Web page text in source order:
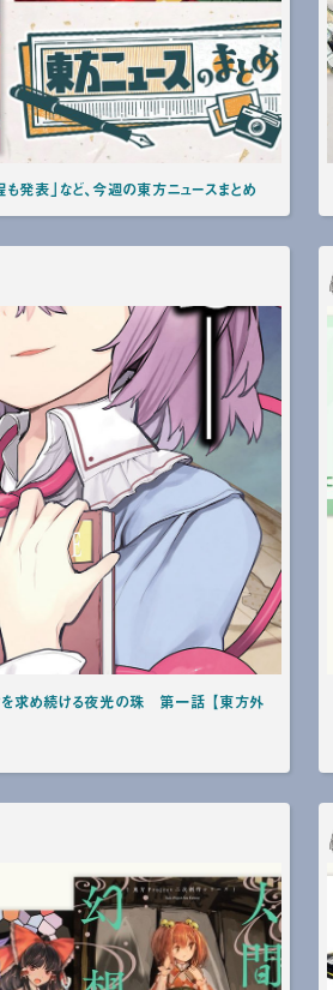
表」など、今週の東方ニュースまとめ
め続ける夜光の珠 第一話 【東方外